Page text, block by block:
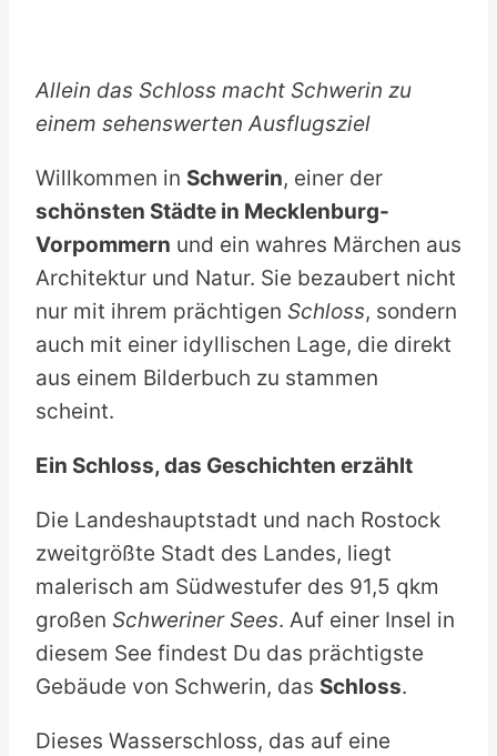
Allein das Schloss macht Schwerin zu
einem sehenswerten Ausflugsziel
Willkommen in Schwerin, einer der
schönsten Städte in Mecklenburg-
Vorpommern und ein wahres Märchen aus
Architektur und Natur. Sie bezaubert nicht
nur mit ihrem prächtigen Schloss, sondern
auch mit einer idyllischen Lage, die direkt
aus einem Bilderbuch zu stammen
scheint.
Ein Schloss, das Geschichten erzählt
Die Landeshauptstadt und nach Rostock
zweitgrößte Stadt des Landes, liegt
malerisch am Südwestufer des 91,5 qkm
großen Schweriner Sees. Auf einer Insel in
diesem See findest Du das prächtigste
Gebäude von Schwerin, das Schloss.
Dieses Wasserschloss, das auf eine